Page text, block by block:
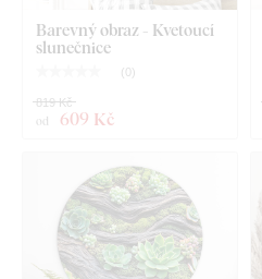
Barevný obraz - Kvetoucí
slunečnice
( 0)
od 609 Kč
819 Kč